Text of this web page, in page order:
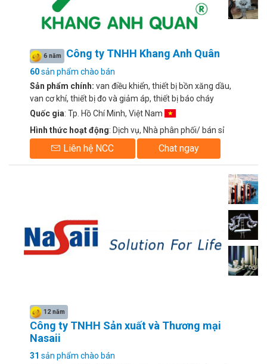
6 năm Công ty TNHH Khang Anh Quân
60sản phẩm chào bán
Sản phẩm chính: van điều khiển, thiết bị bồn xăng dầu,
van cơ khí, thiết bị đo và giảm áp, thiết bị báo cháy
Quốc gia: Tp. Hồ Chí Minh, Việt Nam
Hình thức hoạt động: Dịch vụ, Nhà phân phối/ bán sỉ
Liên hệ NCC Chat ngay
12 năm
Công ty TNHH Sản xuất và Thương mại
Nasaii
31 sản phẩm chào bán